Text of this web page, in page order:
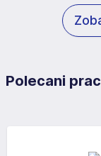
Polecani